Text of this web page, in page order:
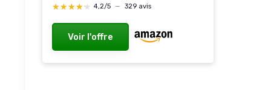
★★★★★
★★★★★ 4,2/5 — 329 avis
Voir l'offre